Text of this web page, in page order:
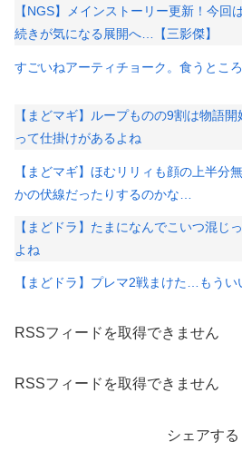
【NGS】メインストーリー更新！今回
続きが気になる展開へ…【三影傑】
すごいねアーティチョーク。食うとこ
【まどマギ】ループものの9割は物語
って仕掛けがあるよね
【まどマギ】ほむリリィも顔の上半分
かの伏線だったりするのかな…
【まどドラ】たまになんでこいつ混じ
よね
【まどドラ】プレマ2戦まけた…もうい
RSSフィードを取得できません
RSSフィードを取得できません
シェアする